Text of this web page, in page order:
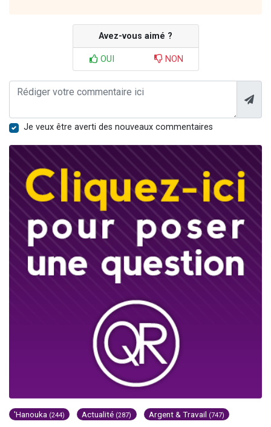
Avez-vous aimé ?
OUI NON
Je veux être averti des nouveaux commentaires
'Hanouka (244) Actualité (287) Argent & Travail (747)